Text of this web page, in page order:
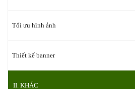
Tối ưu hình ảnh
Thiết kế banner
II. KHÁC